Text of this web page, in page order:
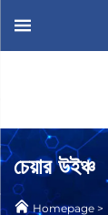
চেয়ার উইঞ্চ
Homepage >